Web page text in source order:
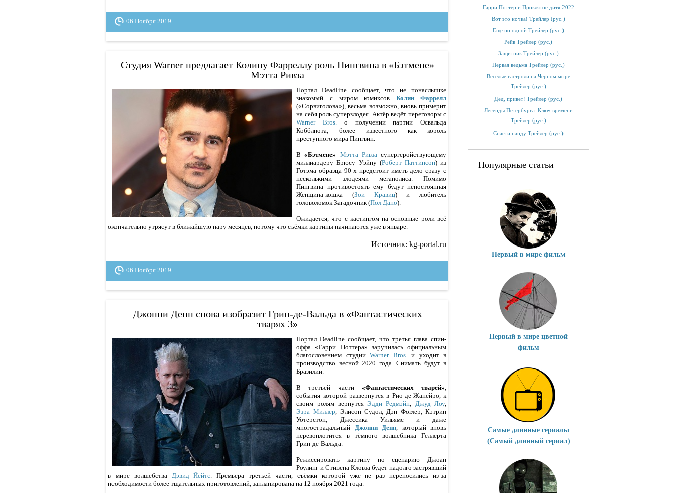
06 Ноября 2019
Студия Warner предлагает Колину Фарреллу роль Пингвина в «Бэтмене»
Мэтта Ривза
Портал Deadline сообщает, что не понаслышке
знакомый с миром комиксов Колин Фаррелл
(«Сорвиголова»), весьма возможно, вновь примерит
на себя роль суперзлодея. Актёр ведёт переговоры с
Warner Bros.о получении партии Освальда
Кобблпота, более известного как король
преступного мира Пингвин.
В«Бэтмене» Мэтта Ривзасупергеройствующему
миллиардеру Брюсу Уэйну (Роберт Паттинсон) из
Готэма образца 90-х предстоит иметь дело сразу с
несколькими злодеями мегаполиса. Помимо
Пингвина противостоять ему будут непостоянная
Женщина-кошка (Зои Кравиц) и любитель
головоломок Загадочник (Пол Дано).
Ожидается, что с кастингом на основные роли всё
окончательно утрясут в ближайшую пару месяцев, потому что съёмки картины начинаются уже в январе.
Источник: kg-portal.ru
06 Ноября 2019
Джонни Депп снова изобразит Грин-де-Вальда в «Фантастических
тварях 3»
Портал Deadline сообщает, что третья глава спин-
оффа «Гарри Поттера» заручилась официальным
благословением студииWarner Bros.и уходит в
производство весной 2020 года. Снимать будут в
Бразилии.
В третьей части«Фантастических тварей»,
события которой развернутся в Рио-де-Жанейро, к
своим ролям вернутсяЭдди Редмэйн, Джуд Лоу,
Эзра Миллер, Элисон Судол, Дэн Фоглер, Кэтрин
Уотерстон, Джессика Уильямс и даже
многострадальный Джонни Депп, который вновь
перевоплотится в тёмного волшебника Геллерта
Грин-де-Вальда.
Режиссировать картину по сценарию Джоан
Роулинг и Стивена Кловза будет надолго застрявший
в мире волшебства Дэвид Йейтс. Премьера третьей части, съёмки которой уже не раз переносились из-за
необходимости более тщательных приготовлений, запланирована на 12 ноября 2021 года.
Гарри Поттер и Проклятое дитя 2022
Вот это ночка! Трейлер (рус.)
Ещё по одной Трейлер (рус.)
Рейв Трейлер (рус.)
Защитник Трейлер (рус.)
Первая ведьма Трейлер (рус.)
Веселые гастроли на Черном море
Трейлер (рус.)
Дед, привет! Трейлер (рус.)
Легенды Петербурга. Ключ времени
Трейлер (рус.)
Спасти панду Трейлер (рус.)
Популярные статьи
Первый в мире фильм
Первый в мире цветной
фильм
Самые длинные сериалы
(Самый длинный сериал)